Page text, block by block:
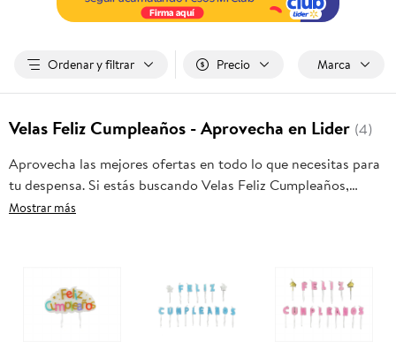
Ordenar y filtrar Precio Marca
Velas Feliz Cumpleaños - Aprovecha en Lider (4)
Aprovecha las mejores ofertas en todo lo que necesitas para
tu despensa. Si estás buscando Velas Feliz Cumpleaños,
frutas frescas, carnes, pan o productos para el hogar, aquí lo
Mostrar más